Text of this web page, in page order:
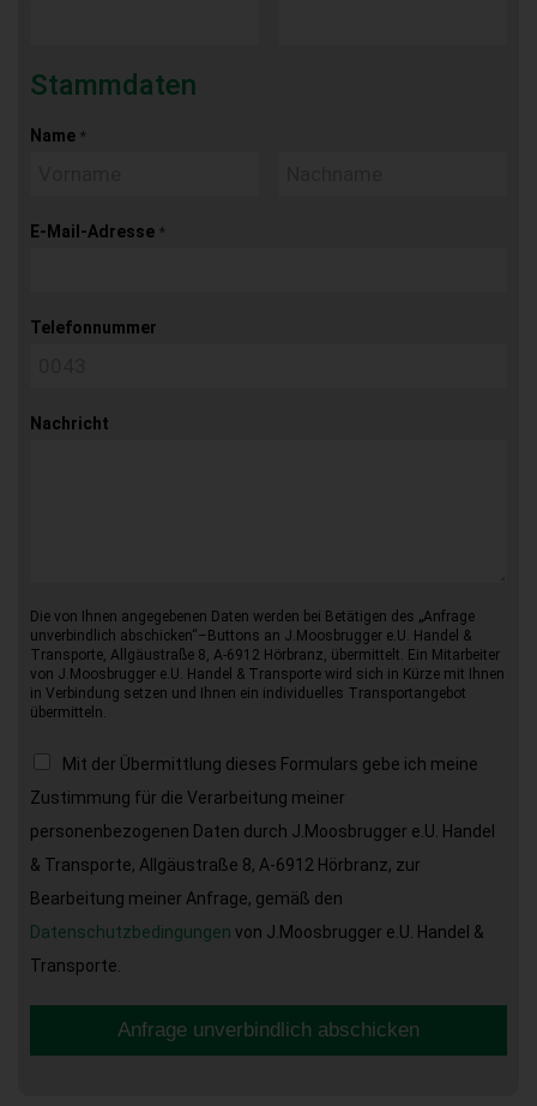
Stammdaten
Name *
E-Mail-Adresse *
Telefonnummer
Nachricht
Die von Ihnen angegebenen Daten werden bei Betätigen des „Anfrage
unverbindlich abschicken“–Buttons an J.Moosbrugger e.U. Handel &
Transporte, Allgäustraße 8, A-6912 Hörbranz, übermittelt. Ein Mitarbeiter
von J.Moosbrugger e.U. Handel & Transporte wird sich in Kürze mit Ihnen
in Verbindung setzen und Ihnen ein individuelles Transportangebot
übermitteln.
Mit der Übermittlung dieses Formulars gebe ich meine
Zustimmung für die Verarbeitung meiner
personenbezogenen Daten durch J.Moosbrugger e.U. Handel
& Transporte, Allgäustraße 8, A-6912 Hörbranz, zur
Bearbeitung meiner Anfrage, gemäß den
Datenschutzbedingungen von J.Moosbrugger e.U. Handel &
Transporte.
Anfrage unverbindlich abschicken